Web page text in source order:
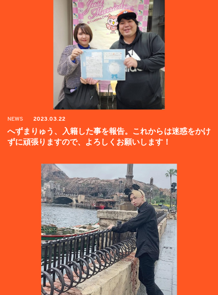
NEWS 2023.03.22
へずまりゅう、入籍した事を報告。これからは迷惑をかけ
ずに頑張りますので、よろしくお願いします！